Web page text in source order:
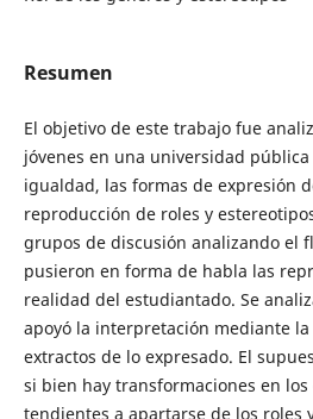
Resumen
El objetivo de este trabajo fue
jóvenes en una universidad
igualdad, las formas de expresión
reproducción de roles y
grupos de discusión analizando el
pusieron en forma de habla las
realidad del estudiantado. Se
apoyó la interpretación mediante
extractos de lo expresado. El
si bien hay transformaciones en
tendientes a apartarse de los roles